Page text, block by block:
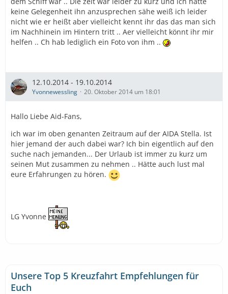
keine Gelegenheit ihn anzusprechen sähe weiß ich leider
nicht wie er heißt aber vielleicht kennt ihr das das man sich
im Nachhinein im Hintern tritt .. Aer vielleicht könnt ihr mir
helfen .. Ch hab lediglich ein Foto von ihm ..
12.10.2014 - 19.10.2014
Yvonnewessling 20. Oktober 2014 um 18:01
Hallo Liebe Aid-Fans,
ich war im oben genanten Zeitraum auf der AIDA Stella. Ist
hier jemand der auch dabei war? Ich bin eigentlich auf den
suche nach jemanden... Der Urlaub ist immer zu kurz um
seinen Mut zusammen zu nehmen .. Hätte auch lust mal
eure Erfahrungen zu hören.
LG Yvonne
Unsere Top 5 Kreuzfahrt Empfehlungen für
Euch